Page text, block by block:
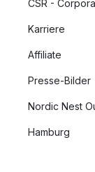
CSR -
Karriere
Affiliate
Presse-Bilder
Nordic Nest
Hamburg